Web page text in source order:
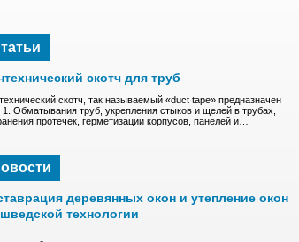
скотч для труб
скотч, так называемый «duct tape» предназначен
1. Обматывания труб, укрепления стыков и щелей в трубах,
протечек, герметизации корпусов, панелей и…
деревянных окон и утепление окон
технологии